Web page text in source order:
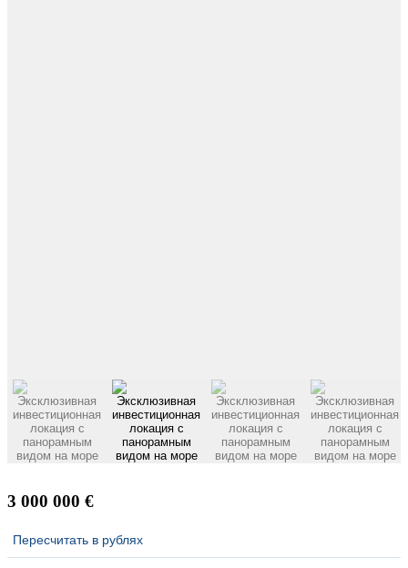
3 000 000 €
Пересчитать в рублях